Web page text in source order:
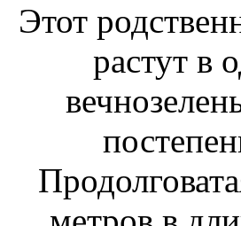
Этот
растут в